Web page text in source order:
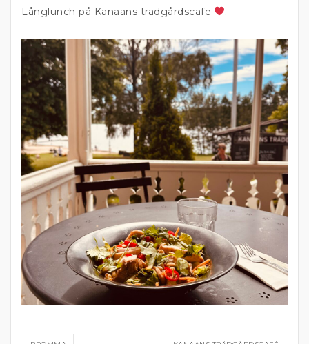
Långlunch på Kanaans trädgårdscafe .